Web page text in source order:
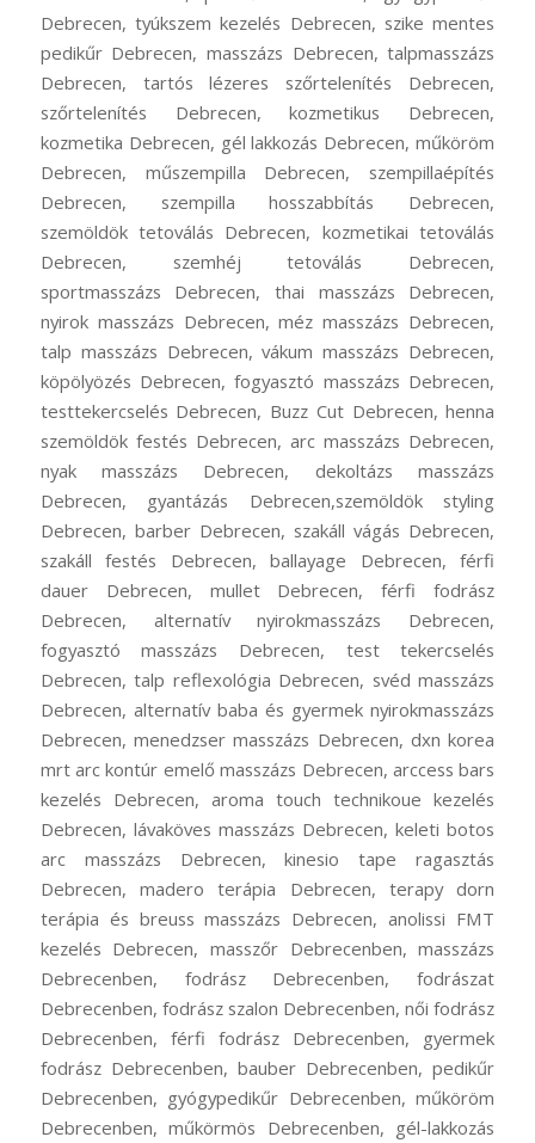
Debrecen, tyúkszem kezelés Debrecen, szike mentes
pedikűr Debrecen, masszázs Debrecen, talpmasszázs
Debrecen, tartós lézeres szőrtelenítés Debrecen,
szőrtelenítés Debrecen, kozmetikus Debrecen,
kozmetika Debrecen, gél lakkozás Debrecen, műköröm
Debrecen, műszempilla Debrecen, szempillaépítés
Debrecen, szempilla hosszabbítás Debrecen,
szemöldök tetoválás Debrecen, kozmetikai tetoválás
Debrecen, szemhéj tetoválás Debrecen,
sportmasszázs Debrecen, thai masszázs Debrecen,
nyirok masszázs Debrecen, méz masszázs Debrecen,
talp masszázs Debrecen, vákum masszázs Debrecen,
köpölyözés Debrecen, fogyasztó masszázs Debrecen,
testtekercselés Debrecen, Buzz Cut Debrecen, henna
szemöldök festés Debrecen, arc masszázs Debrecen,
nyak masszázs Debrecen, dekoltázs masszázs
Debrecen, gyantázás Debrecen,szemöldök styling
Debrecen, barber Debrecen, szakáll vágás Debrecen,
szakáll festés Debrecen, ballayage Debrecen, férfi
dauer Debrecen, mullet Debrecen, férfi fodrász
Debrecen, alternatív nyirokmasszázs Debrecen,
fogyasztó masszázs Debrecen, test tekercselés
Debrecen, talp reflexológia Debrecen, svéd masszázs
Debrecen, alternatív baba és gyermek nyirokmasszázs
Debrecen, menedzser masszázs Debrecen, dxn korea
mrt arc kontúr emelő masszázs Debrecen, arccess bars
kezelés Debrecen, aroma touch technikoue kezelés
Debrecen, lávaköves masszázs Debrecen, keleti botos
arc masszázs Debrecen, kinesio tape ragasztás
Debrecen, madero terápia Debrecen, terapy dorn
terápia és breuss masszázs Debrecen, anolissi FMT
kezelés Debrecen, masszőr Debrecenben, masszázs
Debrecenben, fodrász Debrecenben, fodrászat
Debrecenben, fodrász szalon Debrecenben, női fodrász
Debrecenben, férfi fodrász Debrecenben, gyermek
fodrász Debrecenben, bauber Debrecenben, pedikűr
Debrecenben, gyógypedikűr Debrecenben, műköröm
Debrecenben, műkörmös Debrecenben, gél-lakkozás